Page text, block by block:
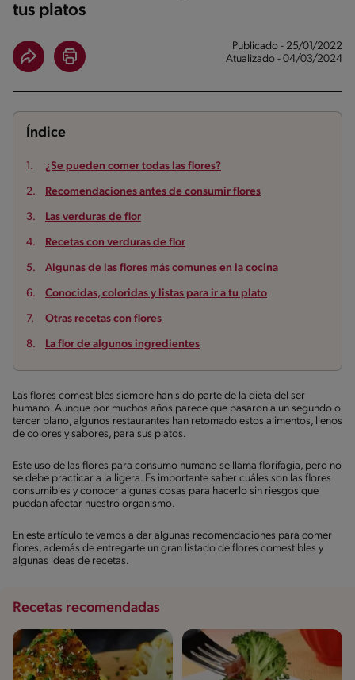
tus platos
Publicado - 25/01/2022
Atualizado - 04/03/2024
Índice
¿Se pueden comer todas las flores?
Recomendaciones antes de consumir flores
Las verduras de flor
Recetas con verduras de flor
Algunas de las flores más comunes en la cocina
Conocidas, coloridas y listas para ir a tu plato
Otras recetas con flores
La flor de algunos ingredientes
Las flores comestibles siempre han sido parte de la dieta del ser
humano. Aunque por muchos años parece que pasaron a un segundo o
tercer plano, algunos restaurantes han retomado estos alimentos, llenos
de colores y sabores, para sus platos.
Este uso de las flores para consumo humano se llama florifagia, pero no
se debe practicar a la ligera. Es importante saber cuáles son las flores
consumibles y conocer algunas cosas para hacerlo sin riesgos que
puedan afectar nuestro organismo.
En este artículo te vamos a dar algunas recomendaciones para comer
flores, además de entregarte un gran listado de flores comestibles y
algunas ideas de recetas.
Recetas recomendadas